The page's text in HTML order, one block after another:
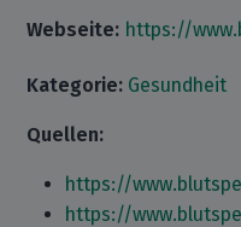
Webseite: https://
Kategorie: Gesundheit
Quellen:
https://
https://